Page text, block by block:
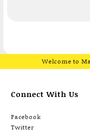
Welcome to
Connect With Us
Facebook
Twitter